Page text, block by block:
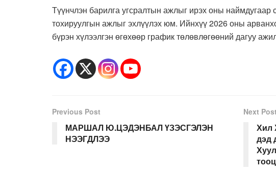
Түүнчлэн барилга угсралтын ажлыг ирэх оны наймдугаар
тохируулгын ажлыг эхлүүлэх юм. Ийнхүү 2026 оны
бүрэн хүлээлгэн өгөхөөр график төлөвлөгөөний дагуу
Previous Post
МАРШАЛ Ю.ЦЭДЭНБАЛ ҮЗЭСГЭЛЭН
НЭЭГДЛЭЭ
Next Post
Хил
дэд